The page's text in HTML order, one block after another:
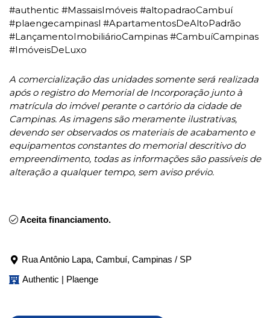
#authentic #MassaisImóveis #altopadraoCambuí
#plaengecampinasl #ApartamentosDeAltoPadrão
#LançamentoImobiliárioCampinas #CambuíCampinas
#ImóveisDeLuxo
A comercialização das unidades somente será realizada
após o registro do Memorial de Incorporação junto à
matrícula do imóvel perante o cartório da cidade de
Campinas. As imagens são meramente ilustrativas,
devendo ser observados os materiais de acabamento e
equipamentos constantes do memorial descritivo do
empreendimento, todas as informações são passíveis de
alteração a qualquer tempo, sem aviso prévio.
Aceita financiamento.
Rua Antônio Lapa, Cambuí, Campinas / SP
Authentic | Plaenge